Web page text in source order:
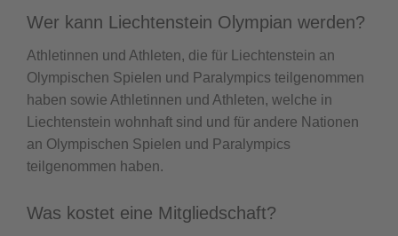
Wer kann Liechtenstein Olympian werden?
Athletinnen und Athleten, die für Liechtenstein an
Olympischen Spielen und Paralympics teilgenommen
haben sowie Athletinnen und Athleten, welche in
Liechtenstein wohnhaft sind und für andere Nationen
an Olympischen Spielen und Paralympics
teilgenommen haben.
Was kostet eine Mitgliedschaft?